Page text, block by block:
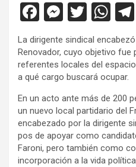
F
a
ce
b
o
o
k
M
es
se
n
g
er
T
wi
tt
er
W
h
at
s
A
p
p
La dirigente sindical
Renovador, cuyo objetivo fue
referentes locales del
a qué cargo buscará ocupar.
En un acto ante más de 200
un nuevo local partidario del
encabezado por la dirigente
pos de apoyar como
Faroni, pero también como
incorporación a la vida